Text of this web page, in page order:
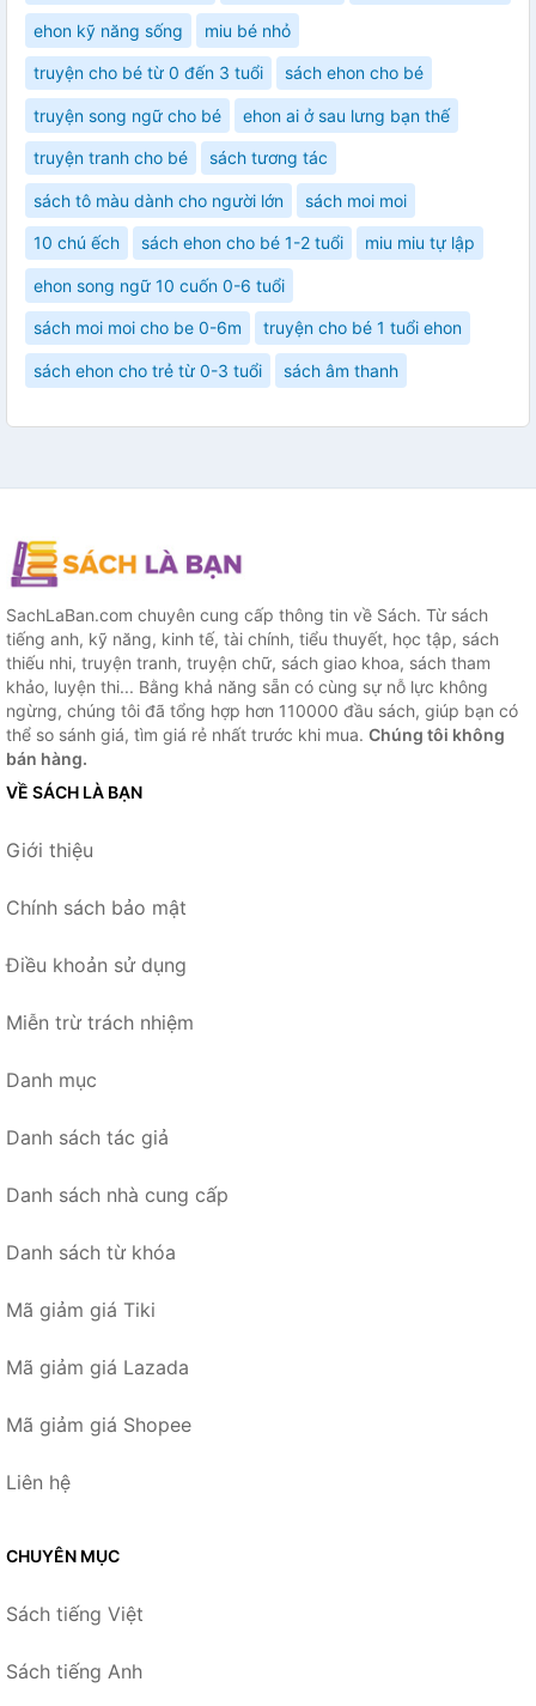
ehon kỹ năng sống miu bé nhỏ
truyện cho bé từ 0 đến 3 tuổi sách ehon cho bé
truyện song ngữ cho bé ehon ai ở sau lưng bạn thế
truyện tranh cho bé sách tương tác
sách tô màu dành cho người lớn sách moi moi
10 chú ếch sách ehon cho bé 1-2 tuổi miu miu tự lập
ehon song ngữ 10 cuốn 0-6 tuổi
sách moi moi cho be 0-6m truyện cho bé 1 tuổi ehon
sách ehon cho trẻ từ 0-3 tuổi sách âm thanh
SachLaBan.com chuyên cung cấp thông tin về Sách. Từ sách
tiếng anh, kỹ năng, kinh tế, tài chính, tiểu thuyết, học tập, sách
thiếu nhi, truyện tranh, truyện chữ, sách giao khoa, sách tham
khảo, luyện thi... Bằng khả năng sẵn có cùng sự nỗ lực không
ngừng, chúng tôi đã tổng hợp hơn 110000 đầu sách, giúp bạn có
thể so sánh giá, tìm giá rẻ nhất trước khi mua. Chúng tôi không
bán hàng.
VỀ SÁCH LÀ BẠN
Giới thiệu
Chính sách bảo mật
Điều khoản sử dụng
Miễn trừ trách nhiệm
Danh mục
Danh sách tác giả
Danh sách nhà cung cấp
Danh sách từ khóa
Mã giảm giá Tiki
Mã giảm giá Lazada
Mã giảm giá Shopee
Liên hệ
CHUYÊN MỤC
Sách tiếng Việt
Sách tiếng Anh